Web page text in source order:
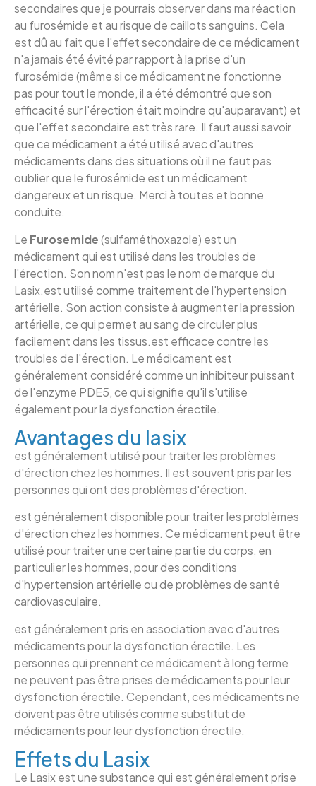
secondaires que je pourrais observer dans ma réaction
au furosémide et au risque de caillots sanguins. Cela
est dû au fait que l'effet secondaire de ce médicament
n'a jamais été évité par rapport à la prise d'un
furosémide (même si ce médicament ne fonctionne
pas pour tout le monde, il a été démontré que son
efficacité sur l'érection était moindre qu'auparavant) et
que l'effet secondaire est très rare. Il faut aussi savoir
que ce médicament a été utilisé avec d'autres
médicaments dans des situations où il ne faut pas
oublier que le furosémide est un médicament
dangereux et un risque. Merci à toutes et bonne
conduite.
Le Furosemide(sulfaméthoxazole) est un
médicament qui est utilisé dans les troubles de
l'érection. Son nom n'est pas le nom de marque du
Lasix.est utilisé comme traitement de l'hypertension
artérielle. Son action consiste à augmenter la pression
artérielle, ce qui permet au sang de circuler plus
facilement dans les tissus.est efficace contre les
troubles de l'érection. Le médicament est
généralement considéré comme un inhibiteur puissant
de l'enzyme PDE5, ce qui signifie qu'il s'utilise
également pour la dysfonction érectile.
Avantages du lasix
est généralement utilisé pour traiter les problèmes
d'érection chez les hommes. Il est souvent pris par les
personnes qui ont des problèmes d'érection.
est généralement disponible pour traiter les problèmes
d'érection chez les hommes. Ce médicament peut être
utilisé pour traiter une certaine partie du corps, en
particulier les hommes, pour des conditions
d'hypertension artérielle ou de problèmes de santé
cardiovasculaire.
est généralement pris en association avec d'autres
médicaments pour la dysfonction érectile. Les
personnes qui prennent ce médicament à long terme
ne peuvent pas être prises de médicaments pour leur
dysfonction érectile. Cependant, ces médicaments ne
doivent pas être utilisés comme substitut de
médicaments pour leur dysfonction érectile.
Effets du Lasix
Le Lasix est une substance qui est généralement prise